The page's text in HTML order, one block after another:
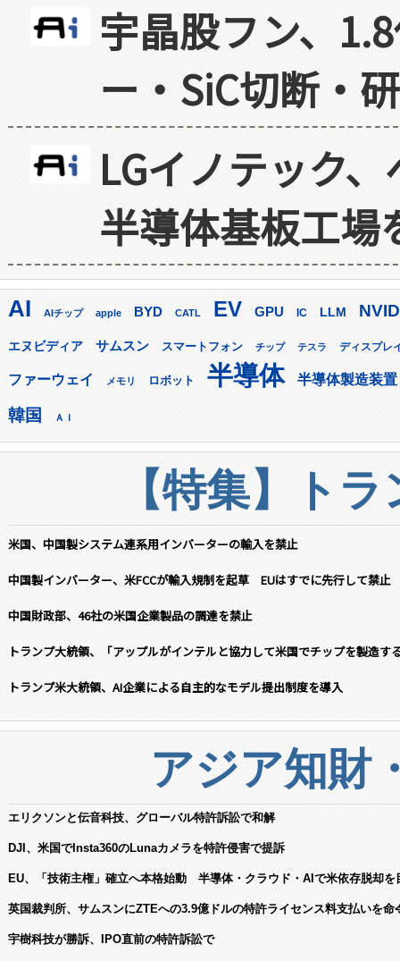
宇晶股フン、
ー・SiC切断・
LGイノテック
半導体基板工場
AI AIチップ apple BYD CATL EV GPU IC LLM
エヌビディア サムスン スマートフォン チップ テスラ ディスプレ
ファーウェイ メモリ ロボット 半導体 半導体製造装置
韓国 ＡＩ
【特集】ト
米国、中国製システム連系用インバーターの輸入を禁止
中国製インバーター、米FCCが輸入規制を起草 EUはすでに先行して禁止
中国財政部、46社の米国企業製品の調達を禁止
トランプ大統領、「アップルがインテルと協力して米国でチップを製造す
トランプ米大統領、AI企業による自主的なモデル提出制度を導入
アジア知財
エリクソンと伝音科技、グローバル特許訴訟で和解
DJI、米国でInsta360のLunaカメラを特許侵害で提訴
EU、「技術主権」確立へ本格始動 半導体・クラウド・AIで米依存脱却を
英国裁判所、サムスンにZTEへの3.9億ドルの特許ライセンス料支払いを命
宇樹科技が勝訴、IPO直前の特許訴訟で